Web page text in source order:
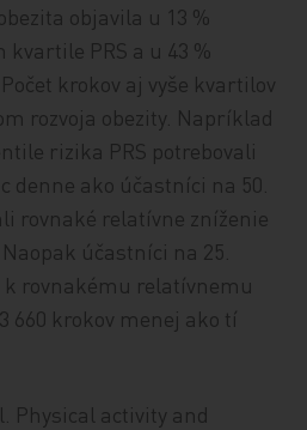
objavila u 13 %
PRS a u 43 %
krokov aj vyše kvartilov
rozvoja obezity. Napríklad
rizika PRS potrebovali
denne ako účastníci na 50.
rovnaké relatívne zníženie
účastníci na 25.
rovnakému relatívnemu
660 krokov menej ako tí
Physical activity and